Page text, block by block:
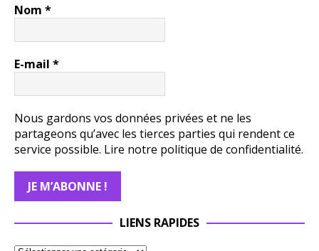
Nom *
E-mail *
Nous gardons vos données privées et ne les
partageons qu’avec les tierces parties qui rendent ce
service possible. Lire notre politique de confidentialité.
LIENS RAPIDES